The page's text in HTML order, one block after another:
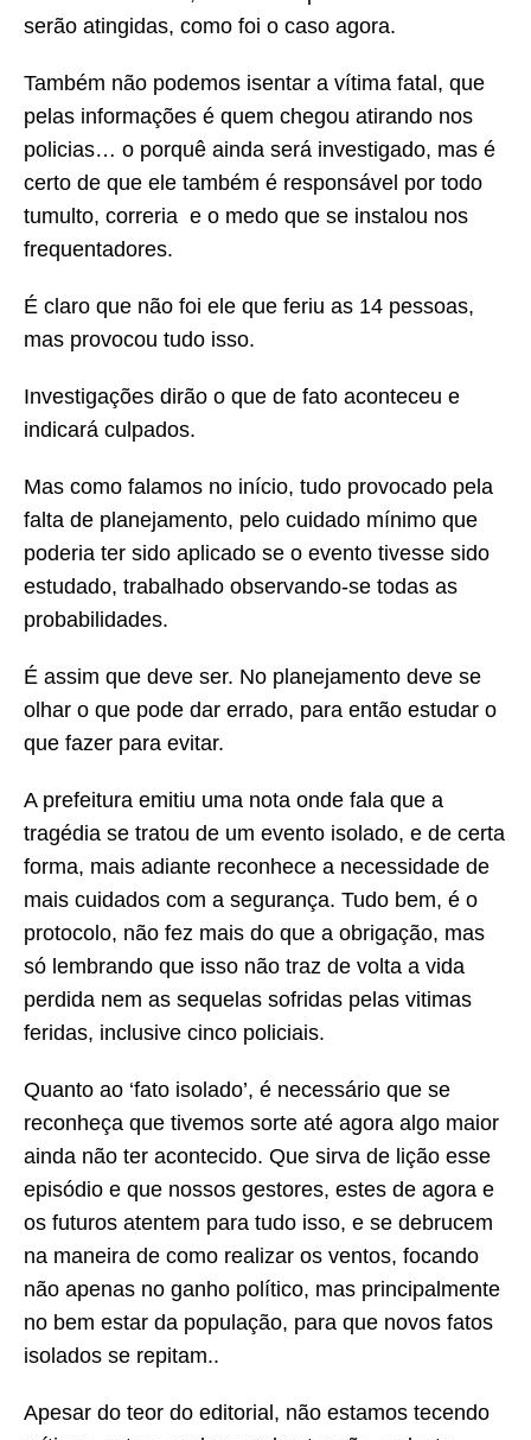
serão atingidas, como foi o caso agora.
Também não podemos isentar a vítima fatal, que
pelas informações é quem chegou atirando nos
policias… o porquê ainda será investigado, mas é
certo de que ele também é responsável por todo
tumulto, correria e o medo que se instalou nos
frequentadores.
É claro que não foi ele que feriu as 14 pessoas,
mas provocou tudo isso.
Investigações dirão o que de fato aconteceu e
indicará culpados.
Mas como falamos no início, tudo provocado pela
falta de planejamento, pelo cuidado mínimo que
poderia ter sido aplicado se o evento tivesse sido
estudado, trabalhado observando-se todas as
probabilidades.
É assim que deve ser. No planejamento deve se
olhar o que pode dar errado, para então estudar o
que fazer para evitar.
A prefeitura emitiu uma nota onde fala que a
tragédia se tratou de um evento isolado, e de certa
forma, mais adiante reconhece a necessidade de
mais cuidados com a segurança. Tudo bem, é o
protocolo, não fez mais do que a obrigação, mas
só lembrando que isso não traz de volta a vida
perdida nem as sequelas sofridas pelas vitimas
feridas, inclusive cinco policiais.
Quanto ao ‘fato isolado’, é necessário que se
reconheça que tivemos sorte até agora algo maior
ainda não ter acontecido. Que sirva de lição esse
episódio e que nossos gestores, estes de agora e
os futuros atentem para tudo isso, e se debrucem
na maneira de como realizar os ventos, focando
não apenas no ganho político, mas principalmente
no bem estar da população, para que novos fatos
isolados se repitam..
Apesar do teor do editorial, não estamos tecendo